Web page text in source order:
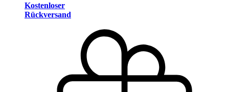
Kostenloser
Rückversand